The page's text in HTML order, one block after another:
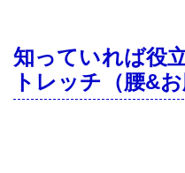
知っていれば役
トレッチ（腰&お